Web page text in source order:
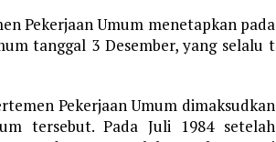
Pekerjaan Umum menetapkan pada
tanggal 3 Desember, yang selalu t
Pekerjaan Umum dimaksudkan
tersebut. Pada Juli 1984 setelah